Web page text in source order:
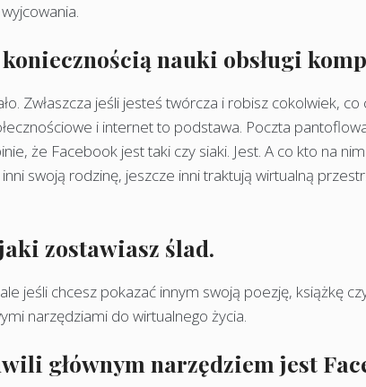
nauki obsługi
Zwłaszcza jeśli jesteś twórcza i robisz cokolwiek, co
i internet to podstawa. Poczta
że Facebook jest taki czy siaki. Jest. A co kto na
swoją rodzinę, jeszcze inni traktują wirtualną
zostawiasz ślad.
jeśli chcesz pokazać innym swoją poezję, książkę
narzędziami do wirtualnego życia.
głównym narzędziem jest